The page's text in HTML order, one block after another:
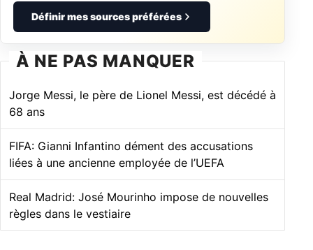
Définir mes sources préférées
À NE PAS MANQUER
Jorge Messi, le père de Lionel Messi, est décédé à
68 ans
FIFA: Gianni Infantino dément des accusations
liées à une ancienne employée de l’UEFA
Real Madrid: José Mourinho impose de nouvelles
règles dans le vestiaire